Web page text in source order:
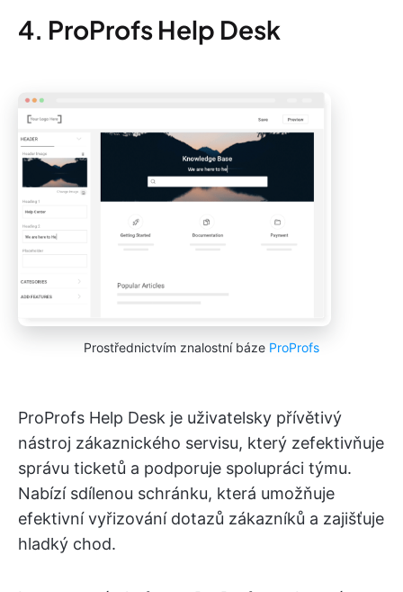
4. ProProfs Help Desk
Prostřednictvím znalostní báze ProProfs
ProProfs Help Desk je uživatelsky přívětivý
nástroj zákaznického servisu, který zefektivňuje
správu ticketů a podporuje spolupráci týmu.
Nabízí sdílenou schránku, která umožňuje
efektivní vyřizování dotazů zákazníků a zajišťuje
hladký chod.